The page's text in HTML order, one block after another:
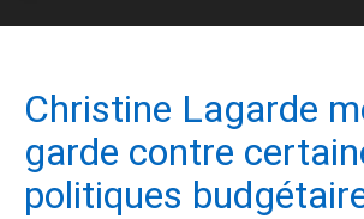
Christine Lagarde
garde contre
politiques